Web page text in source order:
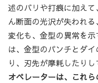
述のバリや打痕に加え
ん断面の光沢が失われ
変化も、金型の異常を
は、金型のパンチとダ
り、刃先が摩耗したりし
オペレーターは、これ